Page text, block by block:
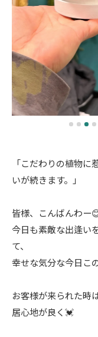
「こだわりの植物
いが続きます。」
皆様、こんばんわー
今日も素敵な出逢い
て、
幸せな気分な今日こ
お客様が来られた時
居心地が良く💓